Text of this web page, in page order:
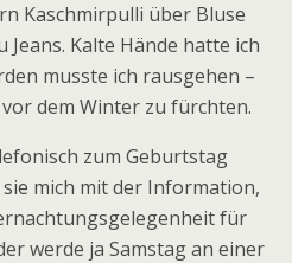
Kaschmirpulli über Bluse
Kalte Hände hatte ich
musste ich rausgehen –
dem Winter zu fürchten.
zum Geburtstag
mich mit der Information,
für
werde ja Samstag an einer